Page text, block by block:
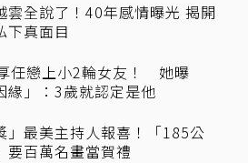
雲全說了！40年感情曝光 揭開
下真面目
任戀上小2輪女友！ 她曝
緣」：3歲就認定是他
」最美主持人報喜！「185公
要百萬名畫當賀禮